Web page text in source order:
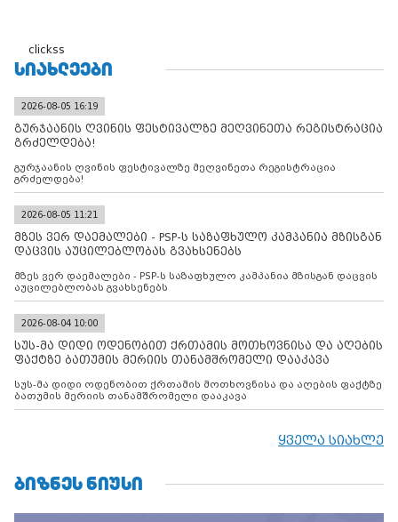
clickss
ᲡᲘᲐᲮᲚᲔᲔᲑᲘ
2026-08-05 16:19
გურჯაანის ღვინის ფესტივალზე მეღვინეთა რეგისტრაცია
გრძელდება!
გურჯაანის ღვინის ფესტივალზე მეღვინეთა რეგისტრაცია
გრძელდება!
2026-08-05 11:21
მზეს ვერ დაემალები - PSP-ს საზაფხულო კამპანია მზისგან
დაცვის აუცილებლობას გვახსენებს
მზეს ვერ დაემალები - PSP-ს საზაფხულო კამპანია მზისგან დაცვის
აუცილებლობას გვახსენებს
2026-08-04 10:00
სუს-მა დიდი ოდენობით ქრთამის მოთხოვნისა და აღების
ფაქტზე ბათუმის მერიის თანამშრომელი დააკავა
სუს-მა დიდი ოდენობით ქრთამის მოთხოვნისა და აღების ფაქტზე
ბათუმის მერიის თანამშრომელი დააკავა
ყველა სიახლე
ᲑᲘᲖᲜᲔᲡ ᲜᲘᲣᲡᲘ